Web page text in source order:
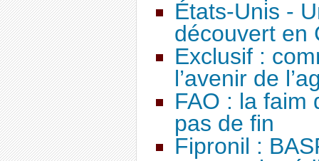
États-Unis -
découvert en
Exclusif :
l’avenir de
FAO : la faim
pas de fin
Fipronil :